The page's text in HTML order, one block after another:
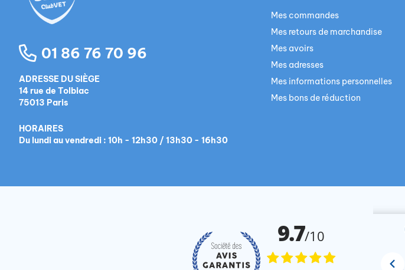
01 86 76 70 96
ADRESSE DU SIÈGE
14 rue de Tolbiac
75013 Paris
HORAIRES
Du lundi au vendredi : 10h - 12h30 / 13h30 - 16h30
Mes commandes
Mes retours de marchandise
Mes avoirs
Mes adresses
Mes informations personnelles
Mes bons de réduction